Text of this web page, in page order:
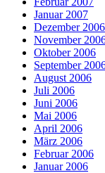
Januar 2007
Dezember 2006
November
Oktober 2006
September
August 2006
Juli 2006
Juni 2006
Mai 2006
April 2006
März 2006
Februar 2006
Januar 2006